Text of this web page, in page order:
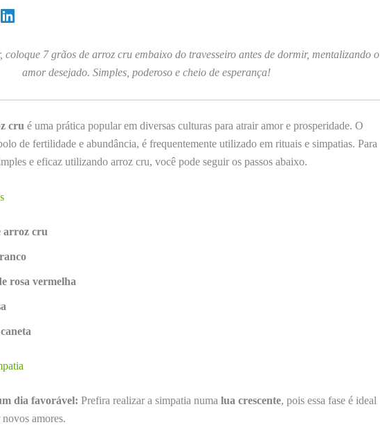
7 grãos de arroz cru embaixo do travesseiro antes de dormir, mentalizando o
amor desejado. Simples, poderoso e cheio de esperança!
cru é uma prática popular em diversas culturas para atrair amor e prosperidade. O
de fertilidade e abundância, é frequentemente utilizado em rituais e simpatias. Para
e eficaz utilizando arroz cru, você pode seguir os passos abaixo.
arroz cru
rosa vermelha
dia favorável: Prefira realizar a simpatia numa lua crescente, pois essa fase é ideal
amores.